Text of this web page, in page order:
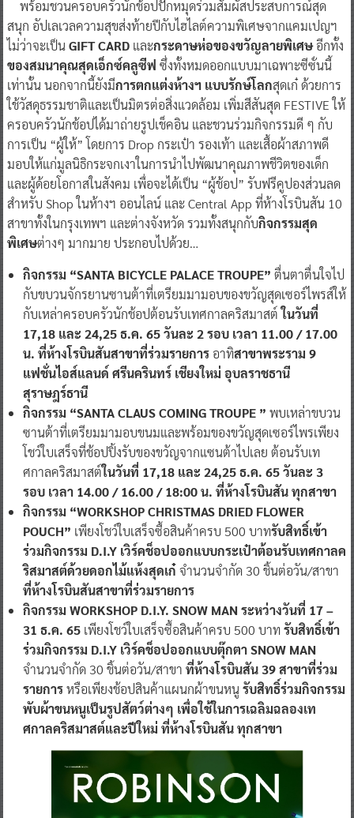
พร้อมชวนครอบครัวนักช้อปปักหมุดร่วมสัมผัสประสบการณ์สุด
สนุก อัปเลเวลความสุขส่งท้ายปีกับไฮไลต์ความพิเศษจากแคมเปญฯ
ไม่ว่าจะเป็นGIFT CARDและกระดาษห่อของขวัญลายพิเศษอีกทั้ง
ของสมนาคุณสุดเอ็กซ์คลูซีฟ ซึ่งทั้งหมดออกแบบมาเฉพาะซีซั่นนี้
เท่านั้น นอกจากนี้ยังมีการตกแต่งห้างฯ แบบรักษ์โลกสุดเก๋ ด้วยการ
ใช้วัสดุธรรมชาติและเป็นมิตรต่อสิ่งแวดล้อม เพิ่มสีสันสุด FESTIVE ให้
ครอบครัวนักช้อปได้มาถ่ายรูปเช็คอิน และชวนร่วมกิจกรรมดี ๆ กับ
การเป็น “ผู้ให้” โดยการ Drop กระเป๋า รองเท้า และเสื้อผ้าสภาพดี
มอบให้แก่มูลนิธิกระจกเงาในการนำไปพัฒนาคุณภาพชีวิตของเด็ก
และผู้ด้อยโอกาสในสังคม เพื่อจะได้เป็น “ผู้ช้อป” รับฟรีคูปองส่วนลด
สำหรับ Shop ในห้างฯ ออนไลน์ และ Central App ที่ห้างโรบินสัน 10
สาขาทั้งในกรุงเทพฯ และต่างจังหวัด รวมทั้งสนุกกับกิจกรรมสุด
พิเศษต่างๆ มากมาย ประกอบไปด้วย…
กิจกรรม “SANTA BICYCLE PALACE TROUPE” ตื่นตาตื่นใจไป
กับขบวนจักรยานซานต้าที่เตรียมมามอบของขวัญสุดเซอร์ไพรส์ให้
กับเหล่าครอบครัวนักช้อปต้อนรับเทศกาลคริสมาสต์ในวันที่
17,18 และ 24,25 ธ.ค. 65 วันละ 2 รอบ เวลา 11.00 / 17.00
น. ที่ห้างโรบินสันสาขาที่ร่วมรายการ อาทิสาขาพระราม 9
แฟชั่นไอส์แลนด์ ศรีนครินทร์ เชียงใหม่ อุบลราชธานี
สุราษฎร์ธานี
กิจกรรม “SANTA CLAUS COMING TROUPE ” พบเหล่าขบวน
ซานต้าที่เตรียมมามอบขนมและพร้อมของขวัญสุดเซอร์ไพรเพียง
โชว์ใบเสร็จที่ช้อปปิ้งรับของขวัญจากแซนต้าไปเลย ต้อนรับเท
ศกาลคริสมาสต์ในวันที่ 17,18 และ 24,25 ธ.ค. 65 วันละ 3
รอบ เวลา 14.00 / 16.00 / 18:00 น. ที่ห้างโรบินสันทุกสาขา
กิจกรรม “WORKSHOP CHRISTMAS DRIED FLOWER
POUCH” เพียงโชว์ใบเสร็จซื้อสินค้าครบ 500 บาทรับสิทธิ์เข้า
ร่วมกิจกรรม D.I.Y เวิร์คช็อปออกแบบกระเป๋าต้อนรับเทศกาลค
ริสมาสต์ด้วยดอกไม้แห้งสุดเก๋จำนวนจำกัด 30 ชิ้นต่อวัน/สาขา
ที่ห้างโรบินสันสาขาที่ร่วมรายการ
กิจกรรม WORKSHOP D.I.Y. SNOW MAN ระหว่างวันที่ 17 –
31 ธ.ค. 65 เพียงโชว์ใบเสร็จซื้อสินค้าครบ 500 บาทรับสิทธิ์เข้า
ร่วมกิจกรรม D.I.Y เวิร์คช็อปออกแบบตุ๊กตา SNOW MAN
จำนวนจำกัด 30 ชิ้นต่อวัน/สาขา ที่ห้างโรบินสัน 39 สาขาที่ร่วม
รายการหรือเพียงช้อปสินค้าแผนกผ้าขนหนูรับสิทธิ์ร่วมกิจกรรม
พับผ้าขนหนูเป็นรูปสัตว์ต่างๆ เพื่อใช้ในการเฉลิมฉลองเท
ศกาลคริสมาสต์และปีใหม่ ที่ห้างโรบินสัน ทุกสาขา